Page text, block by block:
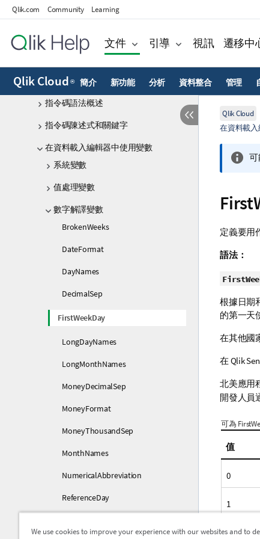
Qlik.com Community Learning
文件 引導 視訊 遷移中
Qlik Cloud ® 簡介 新功能 分析 資料整合 管理
Qlik Cloud 分析中的資料來源
從檔案載入資料
指令碼語法和圖表函數
指令碼語法概述
指令碼陳述式和關鍵字
在資料載入編輯器中使用變數
系統變數
值處理變數
數字解譯變數
BrokenWeeks
DateFormat
DayNames
DecimalSep
FirstWeekDay
LongDayNames
LongMonthNames
MoneyDecimalSep
MoneyFormat
MoneyThousandSep
MonthNames
NumericalAbbreviation
ReferenceDay
Qlik Cloud
在資料載
可
定義要用
語法：
根據日期
的第一天
在其他國
在 Qlik
北美應用
開發人員
可為
值
0
1
2
We use cookies to improve your experience with our websites and to